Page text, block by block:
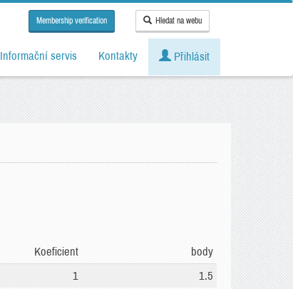
Membership verification Hledat na webu
Informační servis Kontakty Přihlásit
Koeficient
body
1 1.5